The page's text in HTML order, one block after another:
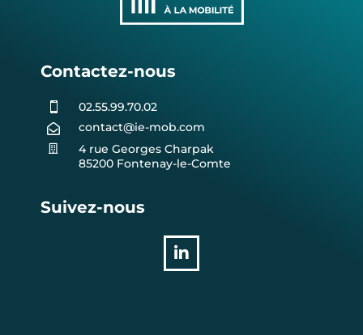
Contactez-nous
 02.55.99.70.02
 contact@ie-mob.com

4 rue Georges Charpak
85200 Fontenay-le-Comte
Suivez-nous
